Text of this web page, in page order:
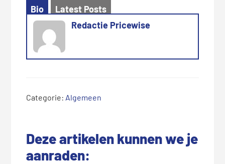
Bio
Latest Posts
Redactie Pricewise
Categorie: Algemeen
Deze artikelen kunnen we je
aanraden: